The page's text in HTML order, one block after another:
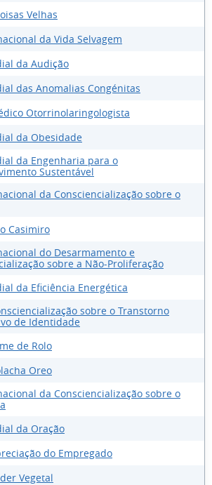
Velhas
da Vida Selvagem
da Audição
das Anomalias Congénitas
Otorrinolaringologista
da Obesidade
da Engenharia para o
Sustentável
da Consciencialização sobre o
Casimiro
do Desarmamento e
sobre a Não-Proliferação
da Eficiência Energética
sobre o Transtorno
de Identidade
de Rolo
Oreo
da Consciencialização sobre o
da Oração
do Empregado
Vegetal